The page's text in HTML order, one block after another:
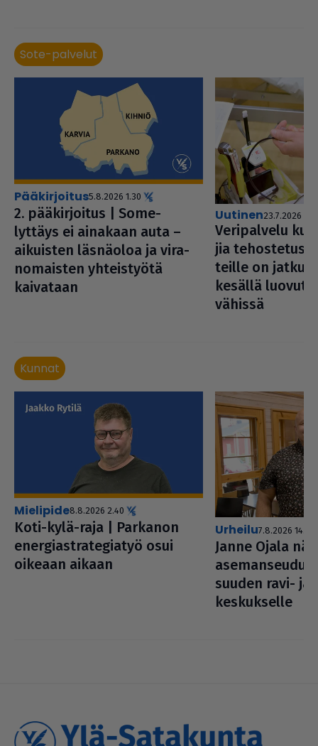
Sote-palvelut
pääkirjoitus5.8.2026 1.30
2. pää­kir­joi­tus | Some-
lyttäys ei ainakaan auta –
aikuisten läsnäoloa ja vira­
no­mais­ten yhteis­työtä
kaivataan
uutinen23.7.2026
Veri­pal­velu
jia
teille on
kesällä
vähissä
Kunnat
mielipide8.8.2026 2.40
Koti-kylä-raja | Parkanon
ener­gi­ast­ra­te­gi­a­työ osui
oikeaan aikaan
urheilu7.8.2026 14.00
Janne Ojala
suu­den ravi-
kes­kuk­selle